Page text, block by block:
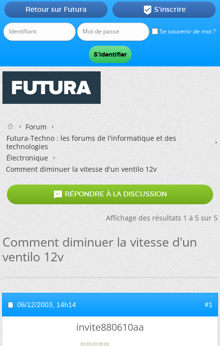
Se souvenir de moi ?
Retour sur Futura  S'inscrire
Forum
Futura-Techno : les forums de l'informatique et des
technologies
Électronique
Comment diminuer la vitesse d'un ventilo 12v
 RÉPONDRE À LA DISCUSSION
Affichage des résultats 1 à 5 sur 5
Comment diminuer la vitesse d'un
ventilo 12v
06/12/2003, 14h14 #1
invite880610aa